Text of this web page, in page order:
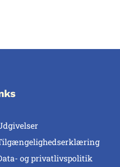
og privatlivspolitik